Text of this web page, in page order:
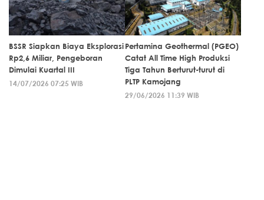
BSSR Siapkan Biaya Eksplorasi
Rp2,6 Miliar, Pengeboran
Dimulai Kuartal III
14/07/2026 07:25 WIB
Pertamina Geothermal (PGEO)
Catat All Time High Produksi
Tiga Tahun Berturut-turut di
PLTP Kamojang
29/06/2026 11:39 WIB